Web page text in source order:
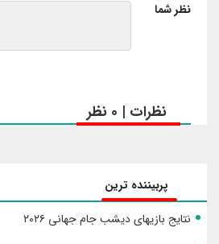
نظر شما
نظرات | 0 نظر
پربیننده ترین
نتایج بازیهای دیشب جام جهانی ۲۰۲۶